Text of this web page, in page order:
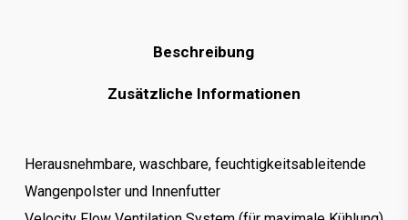
Beschreibung
Zusätzliche Informationen
Herausnehmbare, waschbare, feuchtigkeitsableitende
Wangenpolster und Innenfutter